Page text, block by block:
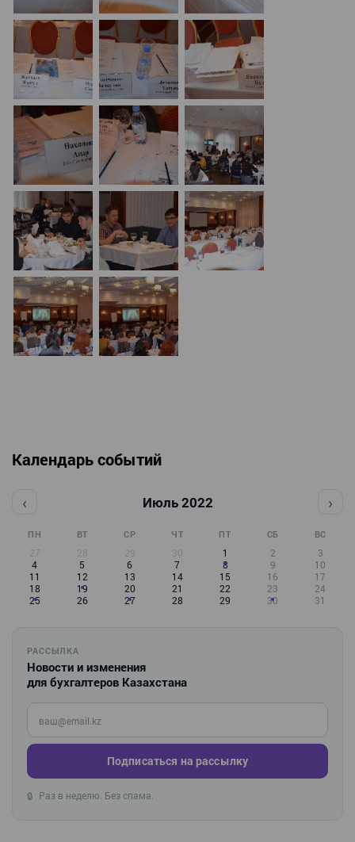
Календарь событий
‹ Июль 2022 ›
ПН ВТ СР ЧТ ПТ СБ ВС
27 28 29 30 1 2
3
4
5 6 7 8 9
10
11
12 13 14 15 16
17
18
19 20 21 22 23
24
25
26 27 28 29 30 31
РАССЫЛКА
Новости и изменения
для бухгалтеров Казахстана
Введите ваш e-mail
Подписаться на рассылку
🔒 Раз в неделю. Без спама.